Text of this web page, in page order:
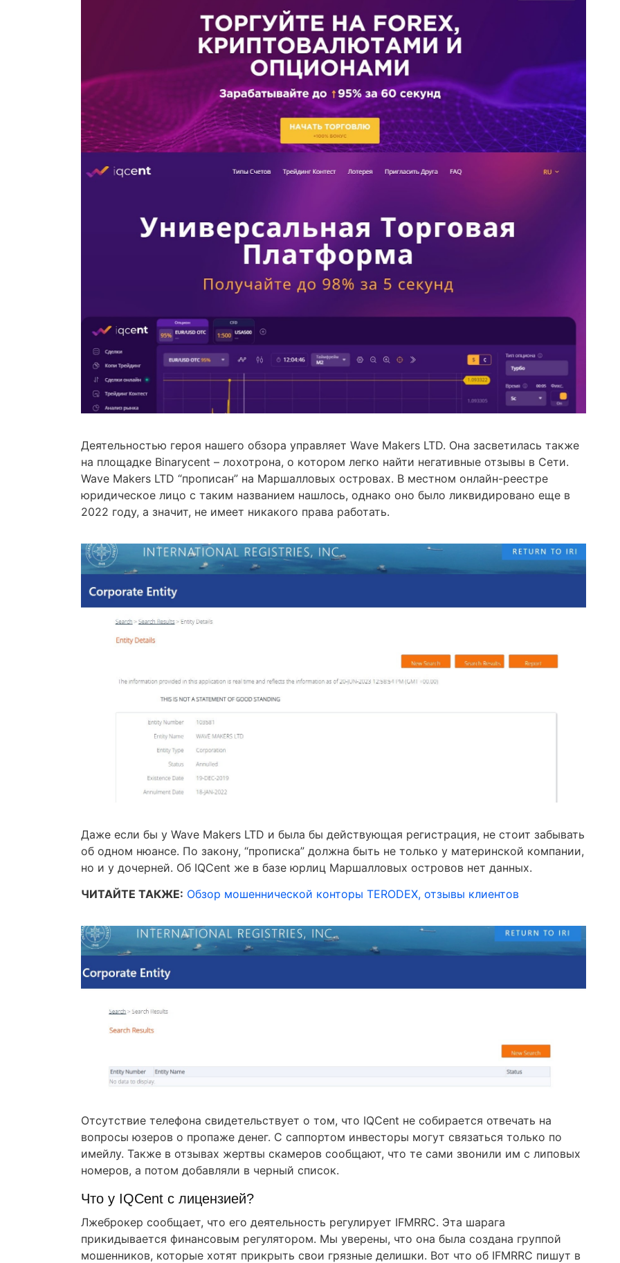
Деятельностью героя нашего обзора управляет Wave Makers LTD. Она засветилась также
на площадке Binarycent – лохотрона, о котором легко найти негативные отзывы в Сети.
Wave Makers LTD “прописан” на Маршалловых островах. В местном онлайн-реестре
юридическое лицо с таким названием нашлось, однако оно было ликвидировано еще в
2022 году, а значит, не имеет никакого права работать.
Даже если бы у Wave Makers LTD и была бы действующая регистрация, не стоит забывать
об одном нюансе. По закону, “прописка” должна быть не только у материнской компании,
но и у дочерней. Об IQCent же в базе юрлиц Маршалловых островов нет данных.
ЧИТАЙТЕ ТАКЖЕ: Обзор мошеннической конторы TERODEX, отзывы клиентов
Отсутствие телефона свидетельствует о том, что IQCent не собирается отвечать на
вопросы юзеров о пропаже денег. С саппортом инвесторы могут связаться только по
имейлу. Также в отзывах жертвы скамеров сообщают, что те сами звонили им с липовых
номеров, а потом добавляли в черный список.
Что у IQCent с лицензией?
Лжеброкер сообщает, что его деятельность регулирует IFMRRC. Эта шарага
прикидывается финансовым регулятором. Мы уверены, что она была создана группой
мошенников, которые хотят прикрыть свои грязные делишки. Вот что об IFMRRC пишут в